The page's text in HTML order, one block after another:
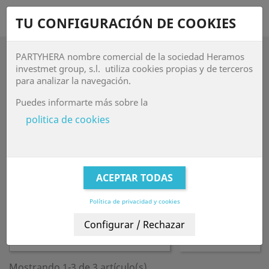
 

HARRY POTTER
POTTER, con los que podrás convertir tu casa en
Potter hasta complementos para disfrazarse. Tendrásuna
fiesta de Harry pottercon esta DECORACIÓN PARA FIESTAS,
encontraras tambienPhotocall Harry potter
COMPLEMENTOS PARA FIESTA Y DECORACIÓN
tus amigos con esteCUMPLEAÑOS HARRY POTTER
TU CONFIGURACIÓN DE COOKIES
PARTYHERA nombre comercial de la sociedad Heramos
investmet group, s.l. utiliza cookies propias y de terceros
para analizar la navegación.
Puedes informarte más sobre la
politica de cookies
Política de privacidad y cookies